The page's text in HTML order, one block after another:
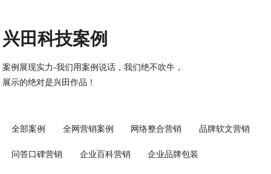
兴田科技案例
案例展现实力-我们用案例说话，我们绝不吹牛，
展示的绝对是兴田作品！
全部案例 全网营销案例 网络整合营销 品牌软文营销
问答口碑营销 企业百科营销 企业品牌包装